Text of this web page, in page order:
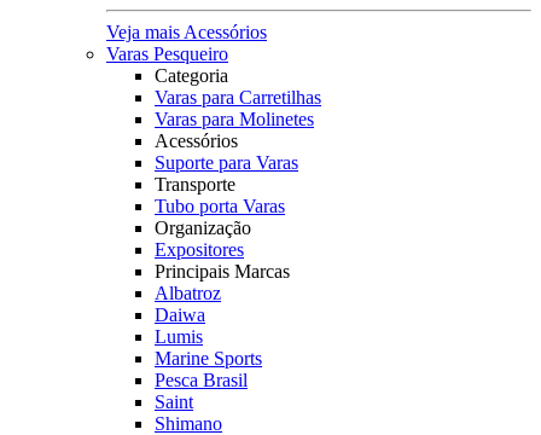
Veja mais Acessórios
Varas Pesqueiro
Categoria
Varas para Carretilhas
Varas para Molinetes
Acessórios
Suporte para Varas
Transporte
Tubo porta Varas
Organização
Expositores
Principais Marcas
Albatroz
Daiwa
Lumis
Marine Sports
Pesca Brasil
Saint
Shimano